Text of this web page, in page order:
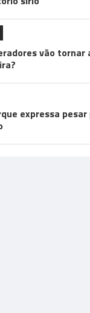
vão
expressa